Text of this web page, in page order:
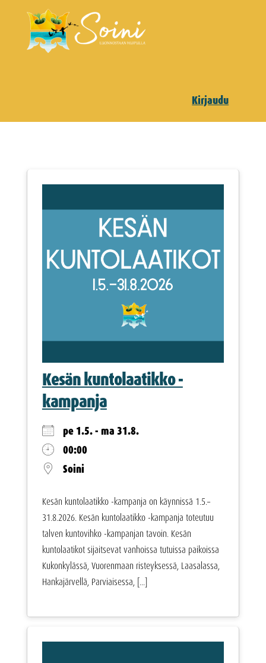
Kirjaudu
Kesän kuntolaatikko -
kampanja
pe 1.5. - ma 31.8.
00:00
Soini
Kesän kuntolaatikko -kampanja on käynnissä 1.5.–
31.8.2026. Kesän kuntolaatikko -kampanja toteutuu
talven kuntovihko -kampanjan tavoin. Kesän
kuntolaatikot sijaitsevat vanhoissa tutuissa paikoissa
Kukonkylässä, Vuorenmaan risteyksessä, Laasalassa,
Hankajärvellä, Parviaisessa, [...]